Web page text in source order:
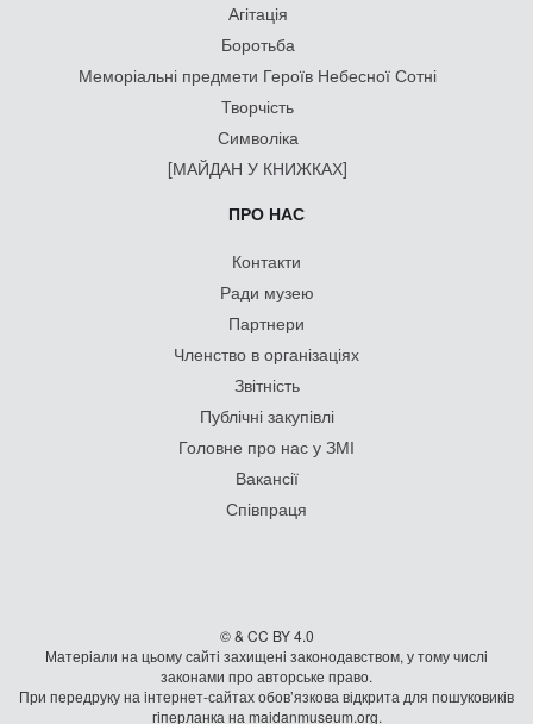
Агітація
Боротьба
Меморіальні предмети Героїв Небесної Сотні
Творчість
Символіка
[МАЙДАН У КНИЖКАХ]
ПРО НАС
Контакти
Ради музею
Партнери
Членство в організаціях
Звітність
Публічні закупівлі
Головне про нас у ЗМІ
Вакансії
Співпраця
© & CC BY 4.0
Матеріали на цьому сайті захищені законодавством, у тому числі
законами про авторське право.
При передруку на iнтернет-сайтах обов’язкова відкрита для пошуковиків
гiперланка на maidanmuseum.org.